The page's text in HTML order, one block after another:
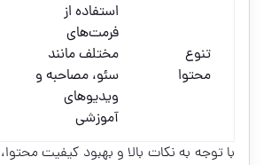
تنوع
محتوا
استفاده از
فرمت‌های
مختلف مانند
سئو، مصاحبه و
ویدیوهای
آموزشی
با توجه به نکات بالا و بهبود کیفیت